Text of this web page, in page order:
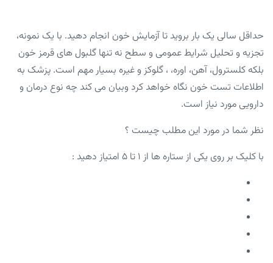
حداقل سالی یک بار بروید تا آزمایش خون انجام دهید. با یک نمونه،
تجزیه و تحلیل شرایط عمومی و سطح نه تنها گلبول های قرمز خون
بلکه کلسترول، آهن، اوره، ، گلوکز و غیره بسیار مهم است. پزشک به
اطلاعات تست خون نگاه خواهد کرد وبیان می کند چه نوع درمان و
دارویی مورد نیاز است.
نظر شما در مورد این مطلب چیست ؟
با کلیک بر روی یکی از ستاره ها از ۱ تا ۵ امتیاز دهید :